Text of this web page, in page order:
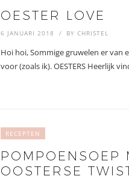
OESTER LOVE
6 JANUARI 2018 BY CHRISTEL
Hoi hoi, Sommige gruwelen er van
voor (zoals ik). OESTERS Heerlijk
RECEPTEN
POMPOENSOEP
OOSTERSE